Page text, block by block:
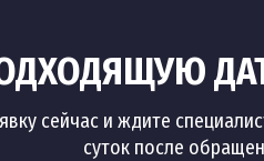
сейчас и ждите
суток после